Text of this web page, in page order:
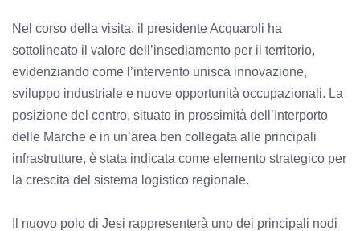
Nel corso della visita, il presidente Acquaroli ha
sottolineato il valore dell’insediamento per il territorio,
evidenziando come l’intervento unisca innovazione,
sviluppo industriale e nuove opportunità occupazionali. La
posizione del centro, situato in prossimità dell’Interporto
delle Marche e in un’area ben collegata alle principali
infrastrutture, è stata indicata come elemento strategico per
la crescita del sistema logistico regionale.
Il nuovo polo di Jesi rappresenterà uno dei principali nodi